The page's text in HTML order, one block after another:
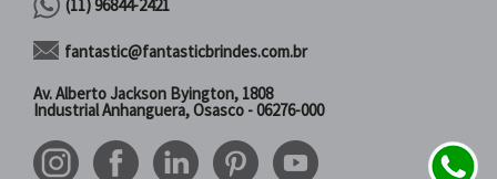
(11) 96844-2421
fantastic@fantasticbrindes.com.br
Av. Alberto Jackson Byington, 1808
Industrial Anhanguera, Osasco - 06276-000